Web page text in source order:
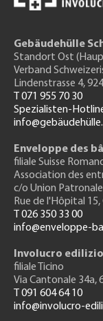
Gebäudehülle
Standort Ost
Verband
Lindenstrasse 4,
T 071 955 70 30
Spezialisten-
Enveloppe des
filiale Suisse
Association des
c/o Union
Rue de l'Hôpital 15
T 026 350 33 00
info@enveloppe-
Involucro
filiale Ticino
Via Cantonale 34a,
T 091 604 64 10
info@involucro-